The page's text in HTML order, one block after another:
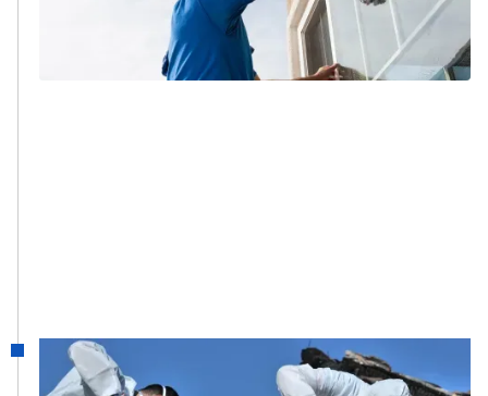
opgericht na een succesvolle
aanbesteding van Royale Belge (Axa).
1994